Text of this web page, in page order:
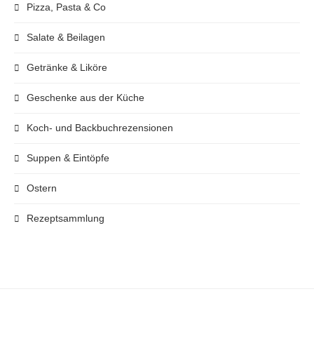
Pizza, Pasta & Co
Salate & Beilagen
Getränke & Liköre
Geschenke aus der Küche
Koch- und Backbuchrezensionen
Suppen & Eintöpfe
Ostern
Rezeptsammlung